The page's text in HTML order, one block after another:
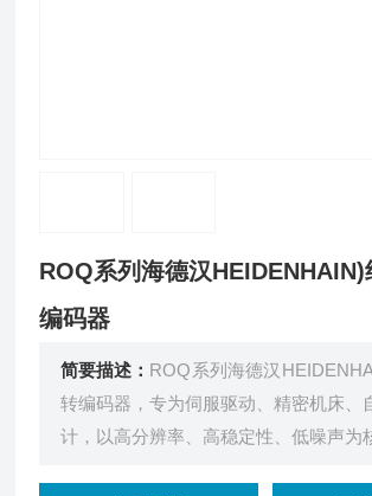
ROQ系列海德汉
编码器
简要描述： ROQ系列海德汉
转编码器，专为伺服驱动、精密机床、
计，以高分辨率、高稳定性、低噪声为